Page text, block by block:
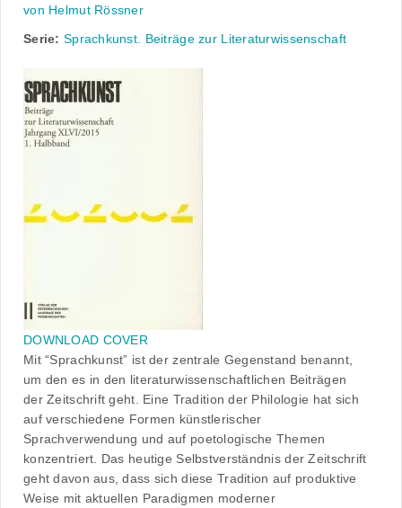
von Helmut Rössner
Serie: Sprachkunst. Beiträge zur Literaturwissenschaft
DOWNLOAD COVER
Mit “Sprachkunst” ist der zentrale Gegenstand benannt,
um den es in den literaturwissenschaftlichen Beiträgen
der Zeitschrift geht. Eine Tradition der Philologie hat sich
auf verschiedene Formen künstlerischer
Sprachverwendung und auf poetologische Themen
konzentriert. Das heutige Selbstverständnis der Zeitschrift
geht davon aus, dass sich diese Tradition auf produktive
Weise mit aktuellen Paradigmen moderner